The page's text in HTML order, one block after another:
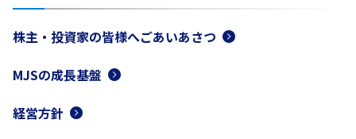
株主・投資家の皆様へごあいあさつ
MJSの成長基盤
経営方針